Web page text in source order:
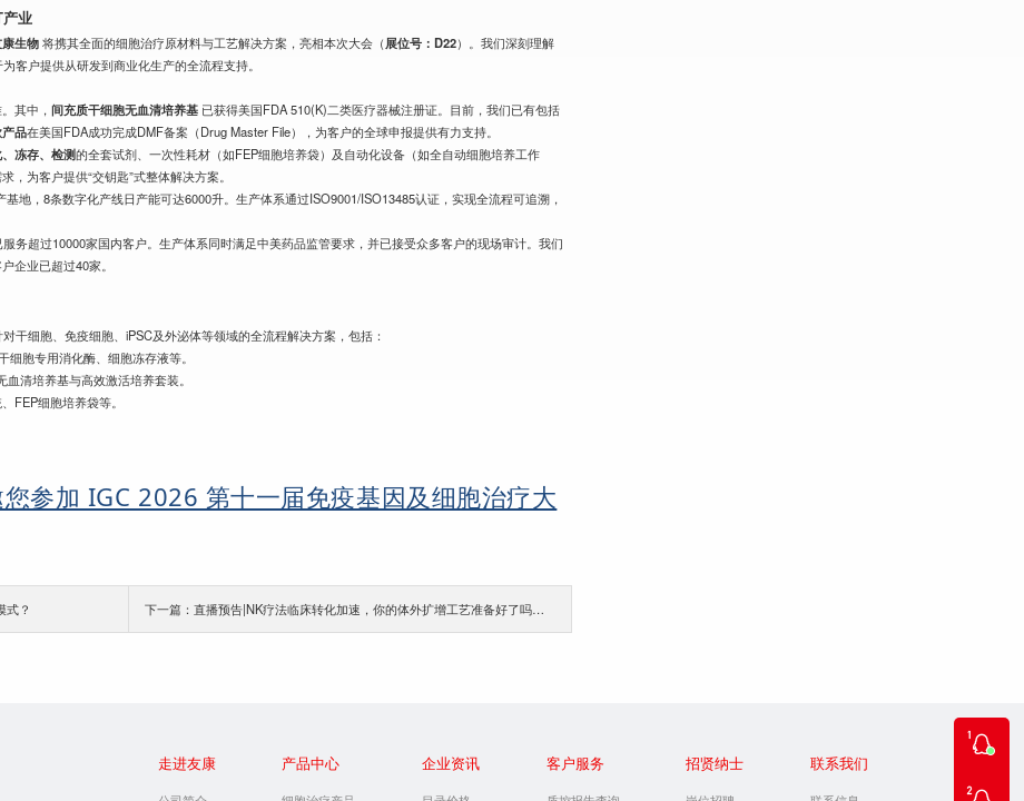
产业
生物将携其全面的细胞治疗原材料与工艺解决方案，亮相本次大会（展位号：D22）。我们深刻理解
客户提供从研发到商业化生产的全流程支持。
其中，间充质干细胞无血清培养基 已获得美国FDA 510(K)二类医疗器械注册证。目前，我们已有包括
品在美国FDA成功完成DMF备案（Drug Master File），为客户的全球申报提供有力支持。
冻存、检测的全套试剂、一次性耗材（如FEP细胞培养袋）及自动化设备（如全自动细胞培养工作
为客户提供“交钥匙”式整体解决方案。
基地，8条数字化产线日产能可达6000升。生产体系通过ISO9001/ISO13485认证，实现全流程可追溯，
服务超过10000家国内客户。生产体系同时满足中美药品监管要求，并已接受众多客户的现场审计。我们
企业已超过40家。
干细胞、免疫细胞、iPSC及外泌体等领域的全流程解决方案，包括：
细胞专用消化酶、细胞冻存液等。
清培养基与高效激活培养套装。
FEP细胞培养袋等。
参加 IGC 2026 第十一届免疫基因及细胞治疗大
式？ 下一篇：直播预告|NK疗法临床转化加速，你的体外扩增工艺准备好了吗？4月16日，友康带您解锁“合规+效能”双突破！
走进友康 产品中心 企业资讯 客户服务 招贤纳士 联系我们